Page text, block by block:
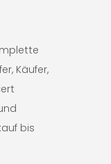
Käufer,
bis